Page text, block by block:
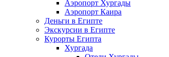
Аэропорт Хургады
Аэропорт Каира
Деньги в Египте
Экскурсии в Египте
Курорты Египта
Хургада